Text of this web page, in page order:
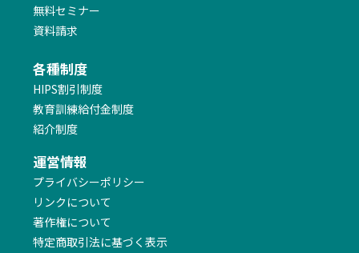
無料セミナー
資料請求
各種制度
HIPS割引制度
教育訓練給付金制度
紹介制度
運営情報
プライバシーポリシー
リンクについて
著作権について
特定商取引法に基づく表示